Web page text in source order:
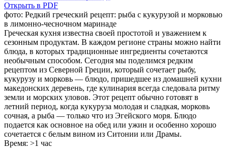
Открыть в PDF
фото: Редкий греческий рецепт: рыба с кукурузой и морковью
в лимонно-чесночном маринаде
Греческая кухня известна своей простотой и уважением к
сезонным продуктам. В каждом регионе страны можно найти
блюда, в которых традиционные ингредиенты сочетаются
необычным способом. Сегодня мы поделимся редким
рецептом из Северной Греции, который сочетает рыбу,
кукурузу и морковь — блюдо, пришедшее из домашней кухни
македонских деревень, где кулинария всегда следовала ритму
земли и морских уловов. Этот рецепт обычно готовят в
летний период, когда кукуруза молодая и сладкая, морковь
сочная, а рыба — только что из Эгейского моря. Блюдо
подается как основное на обед или ужин и особенно хорошо
сочетается с белым вином из Ситонии или Драмы.
Время: >1 час